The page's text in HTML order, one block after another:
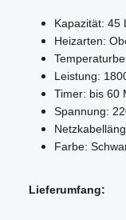
Kapazität: 45
Heizarten:
Leistung:
Timer: bis 60
Spannung:
Farbe:
Lieferumfang: